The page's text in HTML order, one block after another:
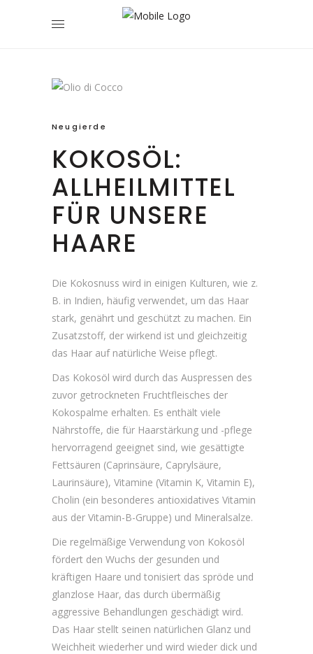
Neugierde
KOKOSÖL:
ALLHEILMITTEL
FÜR UNSERE
HAARE
Die Kokosnuss wird in einigen Kulturen, wie z.
B. in Indien, häufig verwendet, um das Haar
stark, genährt und geschützt zu machen. Ein
Zusatzstoff, der wirkend ist und gleichzeitig
das Haar auf natürliche Weise pflegt.
Das Kokosöl wird durch das Auspressen des
zuvor getrockneten Fruchtfleisches der
Kokospalme erhalten. Es enthält viele
Nährstoffe, die für Haarstärkung und -pflege
hervorragend geeignet sind, wie gesättigte
Fettsäuren (Caprinsäure, Caprylsäure,
Laurinsäure), Vitamine (Vitamin K, Vitamin E),
Cholin (ein besonderes antioxidatives Vitamin
aus der Vitamin-B-Gruppe) und Mineralsalze.
Die regelmäßige Verwendung von Kokosöl
fördert den Wuchs der gesunden und
kräftigen Haare und tonisiert das spröde und
glanzlose Haar, das durch übermäßig
aggressive Behandlungen geschädigt wird.
Das Haar stellt seinen natürlichen Glanz und
Weichheit wiederher und wird wieder dick und